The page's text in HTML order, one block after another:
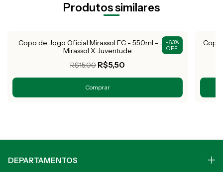
Produtos similares
Copo de Jogo Oficial Mirassol FC - 550ml - Jogo
Mirassol X Juventude
R$15,00R$5,50
-63%
OFF
Copo
DEPARTAMENTOS